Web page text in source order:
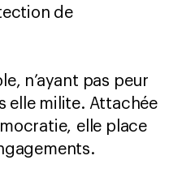
de
n’ayant pas peur
elle milite. Attachée
elle place